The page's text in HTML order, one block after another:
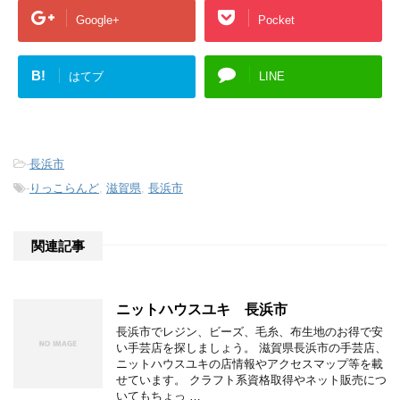
Google+ Pocket
B! はてブ LINE
-長浜市
-りっこらんど 滋賀県 長浜市
関連記事
ニットハウスユキ 長浜市
長浜市でレジン、ビーズ、毛糸、布生地のお得で安
い手芸店を探しましょう。 滋賀県長浜市の手芸店、
ニットハウスユキの店情報やアクセスマップ等を載
せています。 クラフト系資格取得やネット販売につ
いてもちょっ …